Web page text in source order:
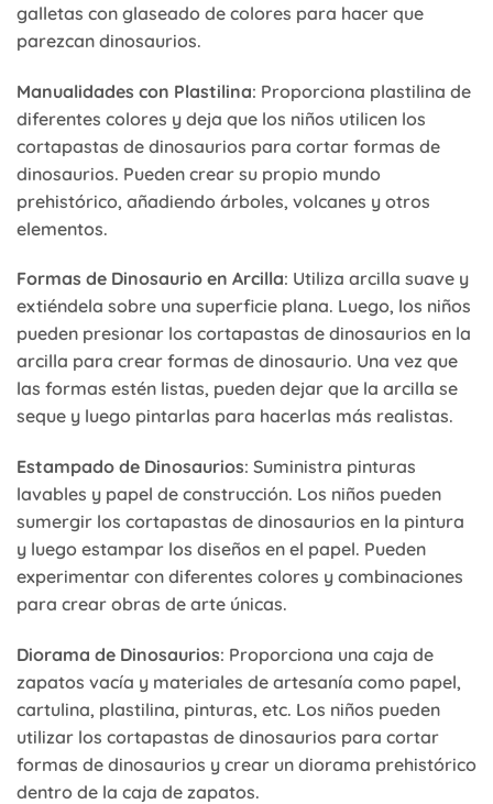
galletas con glaseado de colores para hacer que
parezcan dinosaurios.
Manualidades con Plastilina: Proporciona plastilina de
diferentes colores y deja que los niños utilicen los
cortapastas de dinosaurios para cortar formas de
dinosaurios. Pueden crear su propio mundo
prehistórico, añadiendo árboles, volcanes y otros
elementos.
Formas de Dinosaurio en Arcilla: Utiliza arcilla suave y
extiéndela sobre una superficie plana. Luego, los niños
pueden presionar los cortapastas de dinosaurios en la
arcilla para crear formas de dinosaurio. Una vez que
las formas estén listas, pueden dejar que la arcilla se
seque y luego pintarlas para hacerlas más realistas.
Estampado de Dinosaurios: Suministra pinturas
lavables y papel de construcción. Los niños pueden
sumergir los cortapastas de dinosaurios en la pintura
y luego estampar los diseños en el papel. Pueden
experimentar con diferentes colores y combinaciones
para crear obras de arte únicas.
Diorama de Dinosaurios: Proporciona una caja de
zapatos vacía y materiales de artesanía como papel,
cartulina, plastilina, pinturas, etc. Los niños pueden
utilizar los cortapastas de dinosaurios para cortar
formas de dinosaurios y crear un diorama prehistórico
dentro de la caja de zapatos.